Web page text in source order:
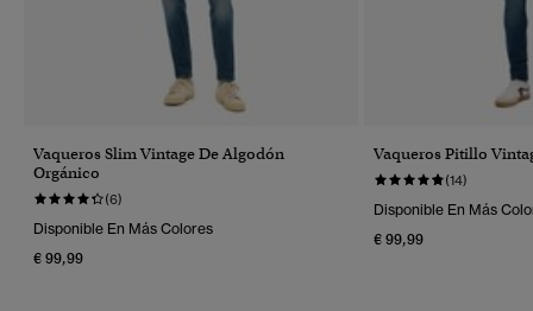
Vaqueros Slim Vintage De Algodón
Orgánico
(6)
Disponible En Más Colores
€ 99,99
Vaqueros Pitillo
(14)
Disponible En Más
€ 99,99